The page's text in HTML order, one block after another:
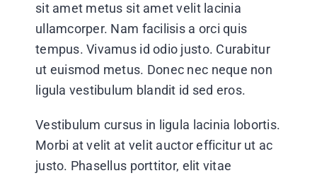
sit amet metus sit amet velit lacinia
ullamcorper. Nam facilisis a orci quis
tempus. Vivamus id odio justo. Curabitur
ut euismod metus. Donec nec neque non
ligula vestibulum blandit id sed eros.
Vestibulum cursus in ligula lacinia lobortis.
Morbi at velit at velit auctor efficitur ut ac
justo. Phasellus porttitor, elit vitae